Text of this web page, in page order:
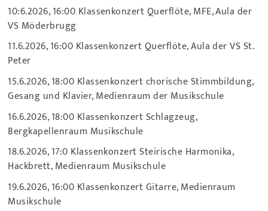
10:6.2026, 16:00 Klassenkonzert Querflöte, MFE, Aula der
VS Möderbrugg
11.6.2026, 16:00 Klassenkonzert Querflöte, Aula der VS St.
Peter
15.6.2026, 18:00 Klassenkonzert chorische Stimmbildung,
Gesang und Klavier, Medienraum der Musikschule
16.6.2026, 18:00 Klassenkonzert Schlagzeug,
Bergkapellenraum Musikschule
18.6.2026, 17:0 Klassenkonzert Steirische Harmonika,
Hackbrett, Medienraum Musikschule
19.6.2026, 16:00 Klassenkonzert Gitarre, Medienraum
Musikschule